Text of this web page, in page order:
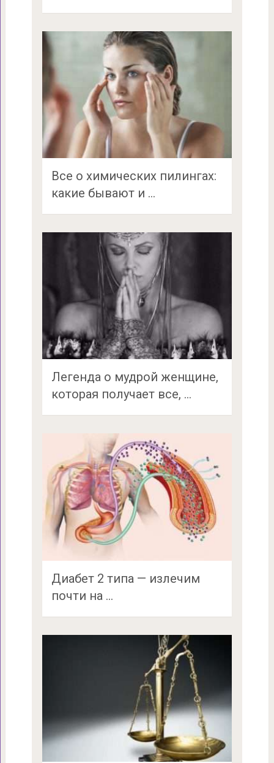
Все о химических пилингах:
какие бывают и …
Легенда о мудрой женщине,
которая получает все, …
Диабет 2 типа — излечим
почти на …